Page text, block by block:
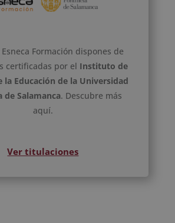
Formación dispones de
certificadas por el Instituto de
la Educación de la Universidad
de Salamanca. Descubre más
aquí.
Ver titulaciones